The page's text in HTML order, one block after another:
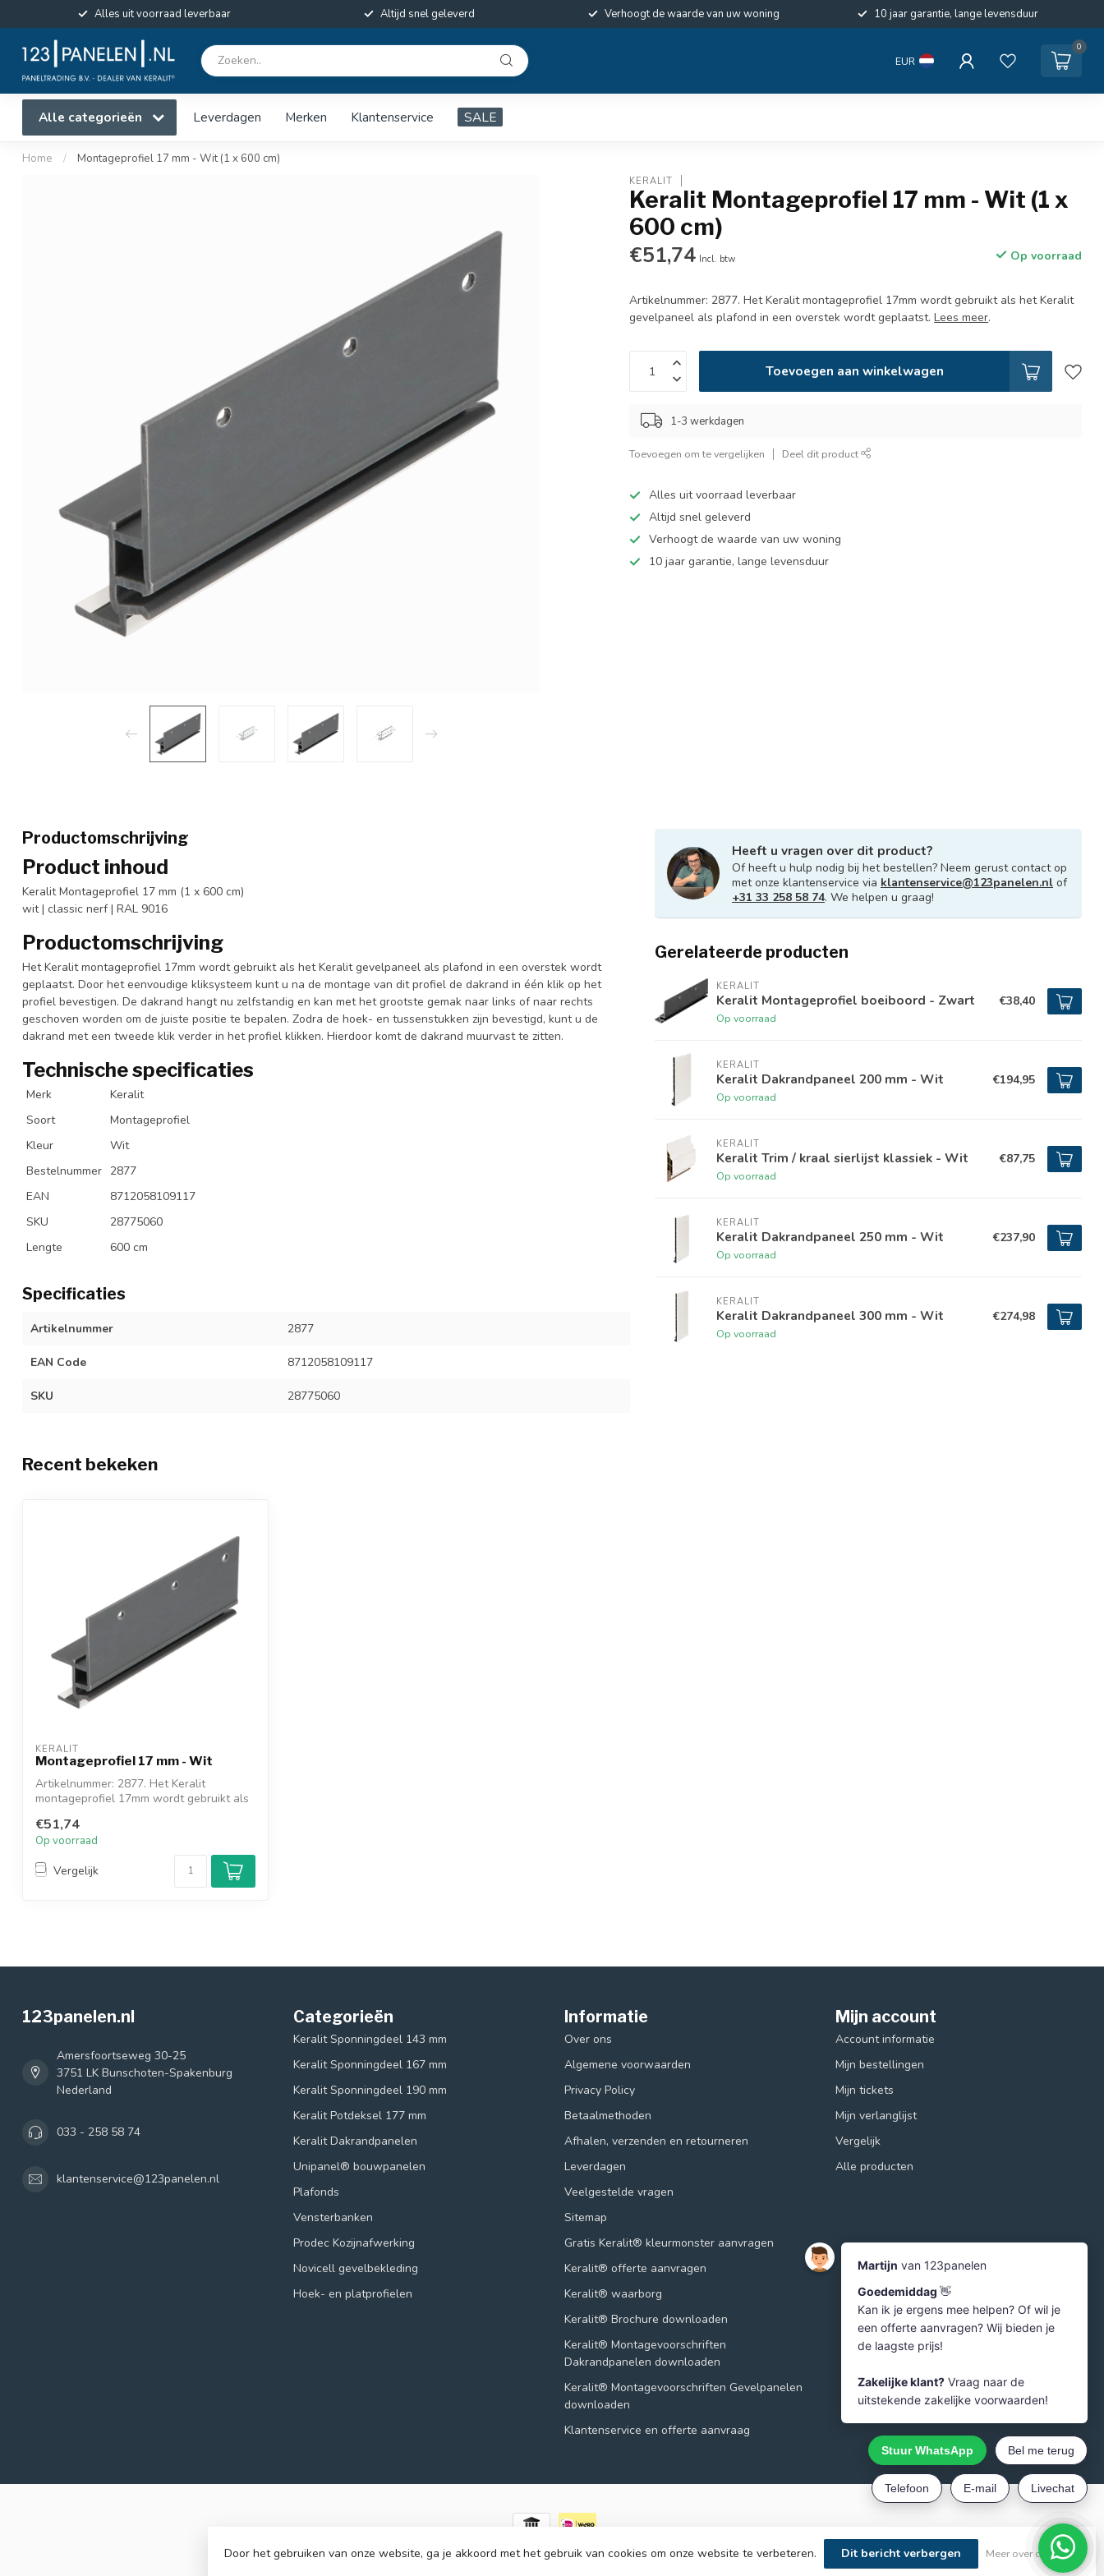
Alles uit voorraad leverbaar Altijd snel geleverd Verhoogt de waarde van uw woning 10 jaar garantie, lange levensduur
EUR
0
Alle categorieën Leverdagen Merken Klantenservice SALE
Home / Montageprofiel 17 mm - Wit (1 x 600 cm)
KERALIT
Keralit Montageprofiel 17 mm - Wit (1 x
600 cm)
€51,74 Incl. btw Op voorraad
Artikelnummer: 2877. Het Keralit montageprofiel 17mm wordt gebruikt als het Keralit
gevelpaneel als plafond in een overstek wordt geplaatst.Lees meer.
Toevoegen aan winkelwagen
1-3 werkdagen
Toevoegen om te vergelijken Deel dit product
Alles uit voorraad leverbaar
Altijd snel geleverd
Verhoogt de waarde van uw woning
10 jaar garantie, lange levensduur
Productomschrijving
Product inhoud
Keralit Montageprofiel 17 mm (1 x 600 cm)
wit | classic nerf | RAL 9016
Productomschrijving
Het Keralit montageprofiel 17mm wordt gebruikt als het Keralit gevelpaneel als plafond in een overstek wordt
geplaatst. Door het eenvoudige kliksysteem kunt u na de montage van dit profiel de dakrand in één klik op het
profiel bevestigen. De dakrand hangt nu zelfstandig en kan met het grootste gemak naar links of naar rechts
geschoven worden om de juiste positie te bepalen. Zodra de hoek- en tussenstukken zijn bevestigd, kunt u de
dakrand met een tweede klik verder in het profiel klikken. Hierdoor komt de dakrand muurvast te zitten.
Technische specificaties
Merk
Keralit
Soort
Montageprofiel
Kleur
Wit
Bestelnummer 2877
EAN
8712058109117
SKU
28775060
Lengte
600 cm
Specificaties
Artikelnummer 2877
EAN Code 8712058109117
SKU 28775060
Heeft u vragen over dit product?
Of heeft u hulp nodig bij het bestellen? Neem gerust contact op
met onze klantenservice via klantenservice@123panelen.nl of
+31 33 258 58 74. We helpen u graag!
Gerelateerde producten
KERALIT
Keralit Montageprofiel boeiboord - Zwart
Op voorraad
€38,40
KERALIT
Keralit Dakrandpaneel 200 mm - Wit
Op voorraad
€194,95
KERALIT
Keralit Trim / kraal sierlijst klassiek - Wit
Op voorraad
€87,75
KERALIT
Keralit Dakrandpaneel 250 mm - Wit
Op voorraad
€237,90
KERALIT
Keralit Dakrandpaneel 300 mm - Wit
Op voorraad
€274,98
Recent bekeken
KERALIT
Montageprofiel 17 mm - Wit
Artikelnummer: 2877. Het Keralit
montageprofiel 17mm wordt gebruikt als
€51,74
Op voorraad
Vergelijk
123panelen.nl
Amersfoortseweg 30-25
3751 LK Bunschoten-Spakenburg
Nederland
033 - 258 58 74
klantenservice@123panelen.nl
Categorieën
Keralit Sponningdeel 143 mm
Keralit Sponningdeel 167 mm
Keralit Sponningdeel 190 mm
Keralit Potdeksel 177 mm
Keralit Dakrandpanelen
Unipanel® bouwpanelen
Plafonds
Vensterbanken
Prodec Kozijnafwerking
Novicell gevelbekleding
Hoek- en platprofielen
Informatie
Over ons
Algemene voorwaarden
Privacy Policy
Betaalmethoden
Afhalen, verzenden en retourneren
Leverdagen
Veelgestelde vragen
Sitemap
Gratis Keralit® kleurmonster aanvragen
Keralit® offerte aanvragen
Keralit® waarborg
Keralit® Brochure downloaden
Keralit® Montagevoorschriften
Dakrandpanelen downloaden
Keralit® Montagevoorschriften Gevelpanelen
downloaden
Klantenservice en offerte aanvraag
Mijn account
Account informatie
Mijn bestellingen
Mijn tickets
Mijn verlanglijst
Vergelijk
Alle producten
© Copyright 2026 123panelen.nl
Door het gebruiken van onze website, ga je akkoord met het gebruik van cookies om onze website te verbeteren. Dit bericht verbergen Meer over cookies »